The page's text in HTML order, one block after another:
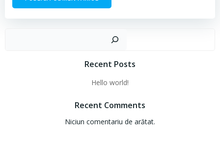
Recent Posts
Hello world!
Recent Comments
Niciun comentariu de arătat.